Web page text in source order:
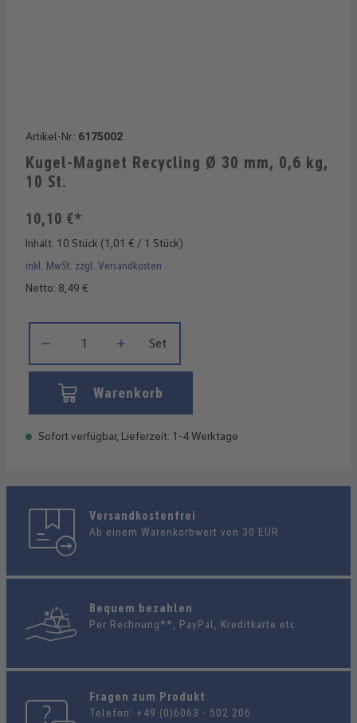
Artikel-Nr.: 6175002
Kugel-Magnet Recycling Ø 30 mm, 0,6 kg,
10 St.
10,10 €*
Inhalt: 10 Stück (1,01 € / 1 Stück)
inkl. MwSt. zzgl. Versandkosten
Netto: 8,49 €
Set
Warenkorb
Sofort verfügbar, Lieferzeit: 1-4 Werktage
Versandkostenfrei
Ab einem Warenkorbwert von 30 EUR
Bequem bezahlen
Per Rechnung**, PayPal, Kreditkarte etc.
Fragen zum Produkt
Telefon: +49 (0)6063 - 502 206